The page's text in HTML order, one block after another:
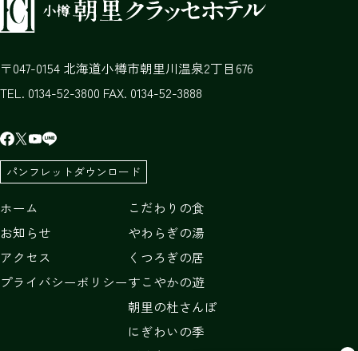
047-0154 北海道小樽市朝里川温泉2丁目676
TEL. 0134-52-3800 FAX. 0134-52-3888
パンフレットダウンロード
ホーム
お知らせ
アクセス
プライバシーポリシー
こだわりの食
やわらぎの湯
くつろぎの居
すこやかの遊
朝里の杜さんぽ
にぎわいの季